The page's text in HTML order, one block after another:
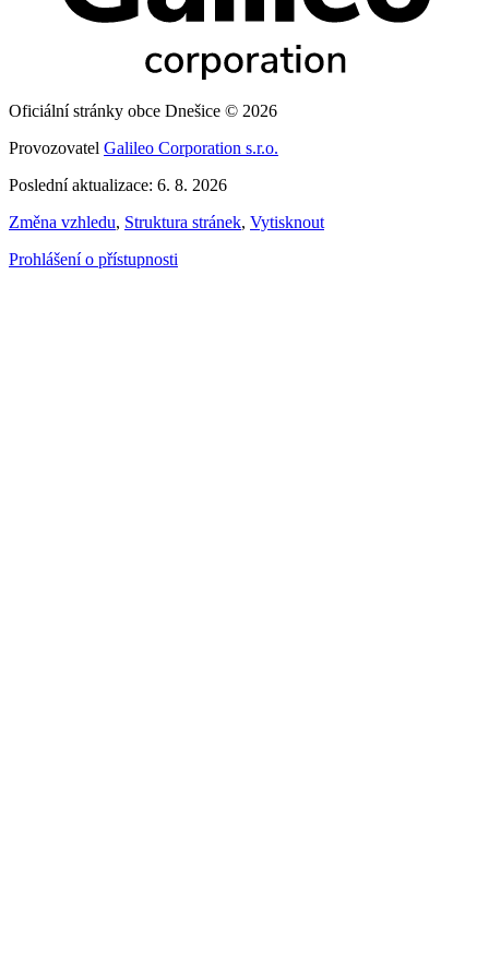
Oficiální stránky obce Dnešice © 2026
Provozovatel Galileo Corporation s.r.o.
Poslední aktualizace: 6. 8. 2026
Změna vzhledu, Struktura stránek, Vytisknout
Prohlášení o přístupnosti